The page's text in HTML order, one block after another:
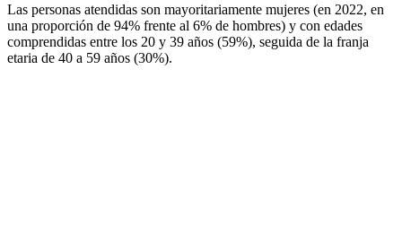
Las personas atendidas son mayoritariamente mujeres (en 2022, en
una proporción de 94% frente al 6% de hombres) y con edades
comprendidas entre los 20 y 39 años (59%), seguida de la franja
etaria de 40 a 59 años (30%).